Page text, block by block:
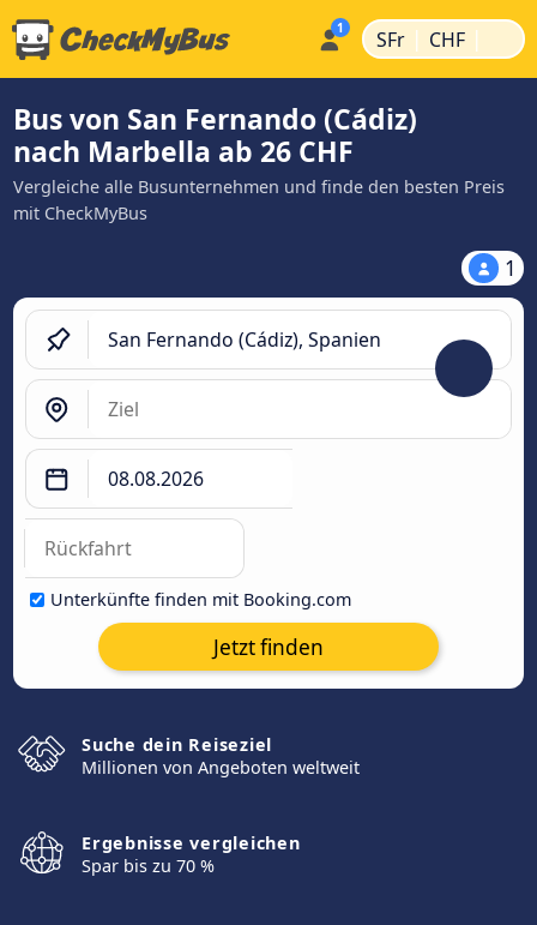
SFr | CHF |
Bus von San Fernando (Cádiz)
nach Marbella ab 26 CHF
Vergleiche alle Busunternehmen und finde den besten Preis
mit CheckMyBus
1
Unterkünfte finden mit Booking.com
Jetzt finden
Suche dein Reiseziel
Millionen von Angeboten weltweit
Ergebnisse vergleichen
Spar bis zu 70 %